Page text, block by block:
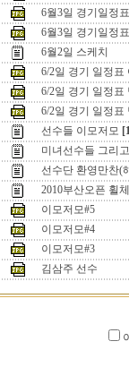
6월3일 경기일정
6월3일 경기일정
6월2일 스케치
6/2일 경기 일정표
6/2일 경기 일정표
6/2일 경기 일정표
선수들 이모저모
미녀선수들 그리
선수단 환영만찬(
2010부산오픈 휠
이모저모#5
이모저모#4
이모저모#3
김삼주 선수